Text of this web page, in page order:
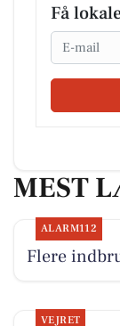
Få
Email
MEST
ALARM112
Flere
VEJRET